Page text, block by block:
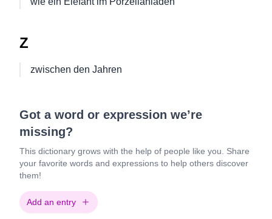
Z
zwischen den Jahren
Got a word or expression we’re
missing?
This dictionary grows with the help of people like you. Share
your favorite words and expressions to help others discover
them!
Add an entry